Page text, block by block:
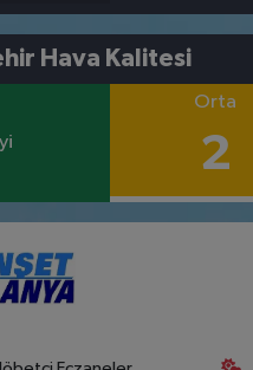
Hava Kalitesi
İyi
Orta
2